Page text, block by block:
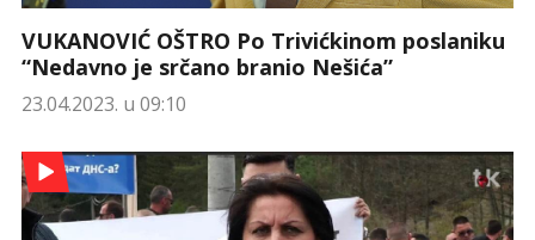
VUKANOVIĆ OŠTRO Po Trivićkinom poslaniku
“Nedavno je srčano branio Nešića”
23.04.2023. u 09:10